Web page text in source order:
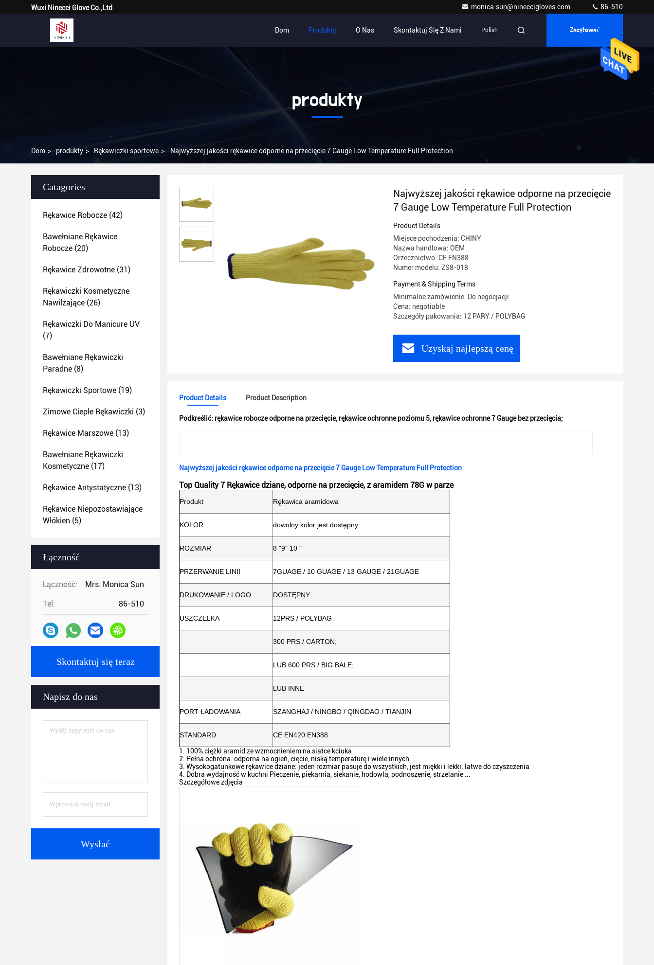
Wuxi Ninecci Glove Co.,Ltd monica.sun@nineccigloves.com 86-510
Dom Produkty O Nas Skontaktuj Się Z Nami Polish Zacytować
produkty
Dom > produkty > Rękawiczki sportowe > Najwyższej jakości rękawice odporne na przecięcie 7 Gauge Low Temperature Full Protection
Catagories
Rękawice Robocze (42)
Bawełniane Rękawice
Robocze (20)
Rękawice Zdrowotne (31)
Rękawiczki Kosmetyczne
Nawilżające (26)
Rękawiczki Do Manicure UV
(7)
Bawełniane Rękawiczki
Paradne (8)
Rękawiczki Sportowe (19)
Zimowe Ciepłe Rękawiczki (3)
Rękawice Marszowe (13)
Bawełniane Rękawiczki
Kosmetyczne (17)
Rękawice Antystatyczne (13)
Rękawice Niepozostawiające
Włókien (5)
Łączność
Łączność: Mrs. Monica Sun
Tel: 86-510
Skontaktuj się teraz
Napisz do nas
Wysłać
Najwyższej jakości rękawice odporne na przecięcie
7 Gauge Low Temperature Full Protection
Product Details
Miejsce pochodzenia: CHINY
Nazwa handlowa: OEM
Orzecznictwo: CE EN388
Numer modelu: ZS8-018
Payment & Shipping Terms
Minimalne zamówienie: Do negocjacji
Cena: negotiable
Szczegóły pakowania: 12 PARY / POLYBAG
Uzyskaj najlepszą cenę
Product Details Product Description
Podkreślić: rękawice robocze odporne na przecięcie, rękawice ochronne poziomu 5, rękawice ochronne 7 Gauge bez przecięcia;
Najwyższej jakości rękawice odporne na przecięcie 7 Gauge Low Temperature Full Protection
Top Quality 7 Rękawice dziane, odporne na przecięcie, z aramidem 78G w parze
Produkt Rękawica aramidowa
KOLOR dowolny kolor jest dostępny
ROZMIAR 8 "9" 10 "
PRZERWANIE LINII 7GUAGE / 10 GUAGE / 13 GAUGE / 21GUAGE
DRUKOWANIE / LOGO DOSTĘPNY
USZCZELKA 12PRS / POLYBAG
300 PRS / CARTON;
LUB 600 PRS / BIG BALE;
LUB INNE
PORT ŁADOWANIA SZANGHAJ / NINGBO / QINGDAO / TIANJIN
STANDARD CE EN420 EN388
1. 100% ciężki aramid ze wzmocnieniem na siatce kciuka
2. Pełna ochrona: odporna na ogień, cięcie, niską temperaturę i wiele innych
3. Wysokogatunkowe rękawice dziane: jeden rozmiar pasuje do wszystkich, jest miękki i lekki; łatwe do czyszczenia
4. Dobra wydajność w kuchni Pieczenie, piekarnia, siekanie, hodowla, podnoszenie, strzelanie ...
Szczegółowe zdjęcia